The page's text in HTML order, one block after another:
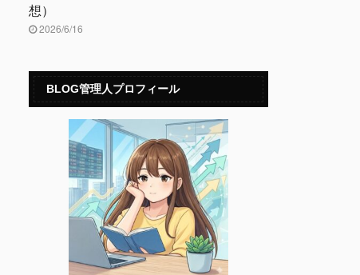
想）
2026/6/16
BLOG管理人プロフィール